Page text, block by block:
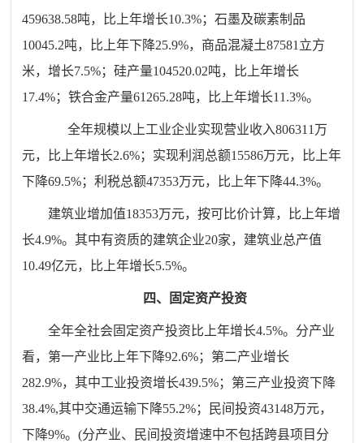
459638.58吨，比上年增长10.3%；石墨及碳素制品
10045.2吨，比上年下降25.9%，商品混凝土87581立方
米，增长7.5%；硅产量104520.02吨，比上年增长
17.4%；铁合金产量61265.28吨，比上年增长11.3%。
全年规模以上工业企业实现营业收入806311万
元，比上年增长2.6%；实现利润总额15586万元，比上年
下降69.5%；利税总额47353万元，比上年下降44.3%。
建筑业增加值18353万元，按可比价计算， 比上年增
长4.9%。其中有资质的建筑企业20家，建筑业总产值
10.49亿元，比上年增长5.5%。
四、 固定资产投资
全年全社会固定资产投资比上年增长4.5%。分产业
看，第一产业比上年下降92.6%；第二产业增长
282.9%，其中工业投资增长439.5%；第三产业投资下降
38.4%,其中交通运输下降55.2%；民间投资43148万元，
下降9%。(分产业、民间投资增速中不包括跨县项目分